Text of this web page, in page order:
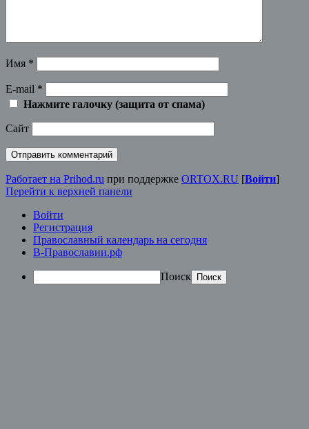
Имя *
E-mail *
Нажмите галочку (защита от спама)
Сайт
Работает на Prihod.ru при поддержке ORTOX.RU [Войти]
Перейти к верхней панели
Войти
Регистрация
Православный календарь на сегодня
В-Православии.рф
Поиск